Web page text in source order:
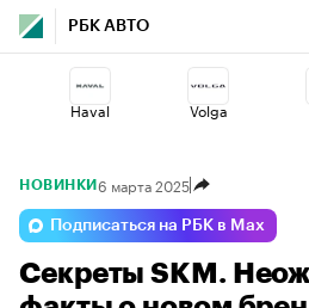
РБК АВТО
Haval Volga
Omoda Jaecoo
Geely Voyah
НОВИНКИ 6 марта 2025
Подписаться на РБК в Max
Секреты SKM.